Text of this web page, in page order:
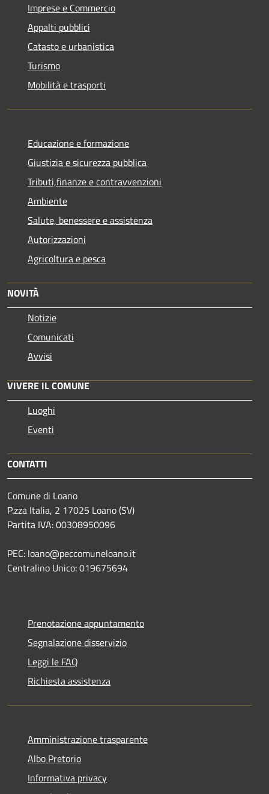
Imprese e Commercio
Appalti pubblici
Catasto e urbanistica
Turismo
Mobilità e trasporti
Educazione e formazione
Giustizia e sicurezza pubblica
Tributi,finanze e contravvenzioni
Ambiente
Salute, benessere e assistenza
Autorizzazioni
Agricoltura e pesca
NOVITÀ
Notizie
Comunicati
Avvisi
VIVERE IL COMUNE
Luoghi
Eventi
CONTATTI
Comune di Loano
P.zza Italia, 2 17025 Loano (SV)
Partita IVA: 00308950096
PEC: loano@peccomuneloano.it
Centralino Unico: 019675694
Prenotazione appuntamento
Segnalazione disservizio
Leggi le FAQ
Richiesta assistenza
Amministrazione trasparente
Albo Pretorio
Informativa privacy